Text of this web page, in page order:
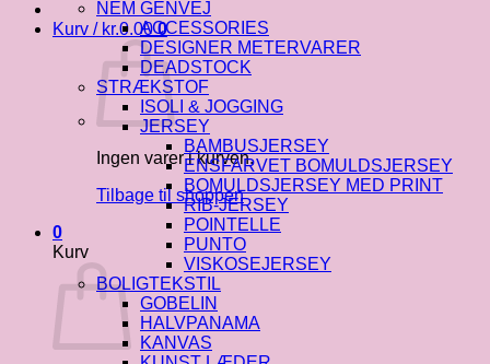
Kurv / kr.0.00 0
Ingen varer i kurven.
Tilbage til shoppen
0
Kurv
NEM GENVEJ
ACCESSORIES
DESIGNER METERVARER
DEADSTOCK
STRÆKSTOF
ISOLI & JOGGING
JERSEY
BAMBUSJERSEY
ENSFARVET BOMULDSJERSEY
BOMULDSJERSEY MED PRINT
RIB-JERSEY
POINTELLE
PUNTO
VISKOSEJERSEY
BOLIGTEKSTIL
GOBELIN
HALVPANAMA
KANVAS